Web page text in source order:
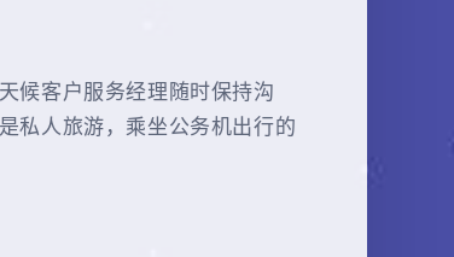
候客户服务经理随时保持沟
私人旅游，乘坐公务机出行的